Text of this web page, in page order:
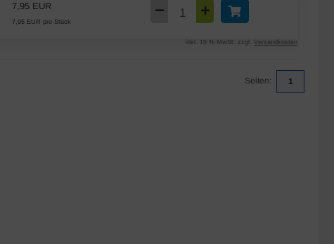
7,95 EUR
7,95 EUR pro Stück
inkl. 19 % MwSt. zzgl. Versandkosten
Seiten: 1